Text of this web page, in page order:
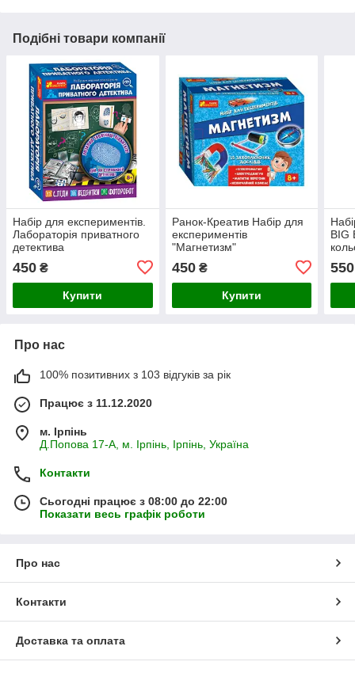
Подібні товари компанії
Набір для експериментів.
Лабораторія приватного
детектива
450 ₴
Купити
Ранок-Креатив Набір для
експериментів
"Магнетизм"
450₴
Купити
BIG
550
Про нас
100% позитивних з 103 відгуків за рік
Працює з 11.12.2020
м. Ірпінь
Д.Попова 17-А, м. Ірпінь, Ірпінь, Україна
Контакти
Сьогодні працює з 08:00 до 22:00
Показати весь графік роботи
Про нас
Контакти
Доставка та оплата